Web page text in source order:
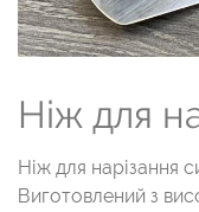
Ніж для
Ніж для нарізання
Виготовлений з